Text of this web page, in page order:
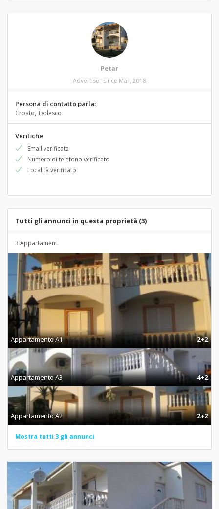
Petar
Advertiser since Mar, 2018
Persona di contatto parla:
Croato, Tedesco
Verifiche
Email verificata
Numero di telefono verificato
Località verificato
Tutti gli annunci in questa proprietà (3)
3 Appartamenti
Appartamento A1 2+2
Appartamento A3 4+2
Appartamento A2 2+2
Mostra tutti 3 gli annunci